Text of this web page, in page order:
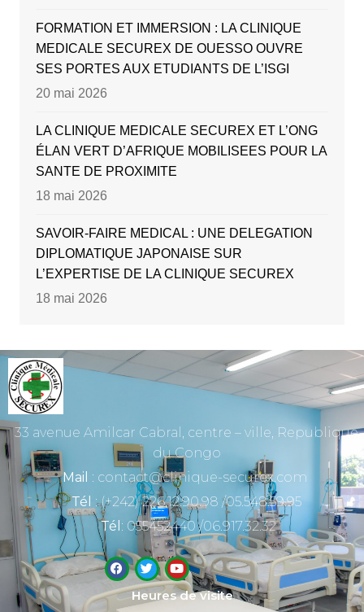
FORMATION ET IMMERSION : LA CLINIQUE
MEDICALE SECUREX DE OUESSO OUVRE
SES PORTES AUX ETUDIANTS DE L’ISGI
20 mai 2026
LA CLINIQUE MEDICALE SECUREX ET L’ONG
ÉLAN VERT D’AFRIQUE MOBILISEES POUR LA
SANTE DE PROXIMITE
18 mai 2026
SAVOIR-FAIRE MEDICAL : UNE DELEGATION
DIPLOMATIQUE JAPONAISE SUR
L’EXPERTISE DE LA CLINIQUE SECUREX
18 mai 2026
33 avenue Amilcar Cabral, centre – ville, Republique
du Congo
Mail : contact@clinique-securex.com
Tél : (+242) 226.12.90.98 /05.548.59.95
Tél : 055452440 /06.917.32.32
Heures de visite